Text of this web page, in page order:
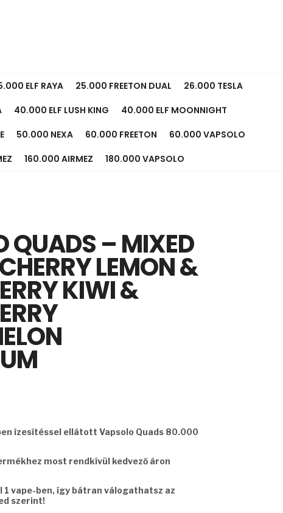
ELF RAYA 25.000 FREETON DUAL
26.000 TESLA
40.000 ELF LUSH KING
40.000 ELF MOONNIGHT
50.000 NEXA 60.000 FREETON
60.000 VAPSOLO
160.000 AIRMEZ 180.000 VAPSOLO
QUADS – MIXED
LEMON &
KIWI &
ízesítéssel ellátott Vapsolo Quads 80.000
most rendkívül kedvező áron
1 vape-ben, így bátran válogathatsz az
szerint!